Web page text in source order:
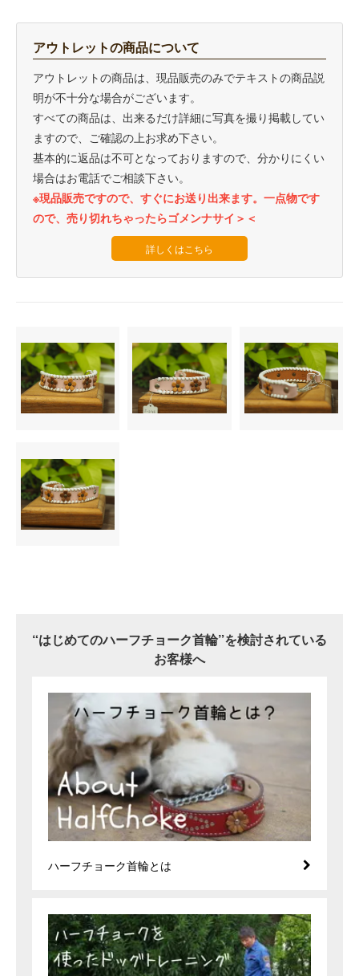
アウトレットの商品について
アウトレットの商品は、現品販売のみでテキストの商品説
明が不十分な場合がございます。
すべての商品は、出来るだけ詳細に写真を撮り掲載してい
ますので、ご確認の上お求め下さい。
基本的に返品は不可となっておりますので、分かりにくい
場合はお電話でご相談下さい。
※現品販売ですので、すぐにお送り出来ます。一点物です
ので、売り切れちゃったらゴメンナサイ＞＜
詳しくはこちら
“はじめてのハーフチョーク首輪”を検討されている
お客様へ
ハーフチョーク首輪とは